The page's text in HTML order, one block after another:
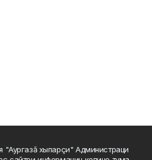
хыпарçи" Администраци